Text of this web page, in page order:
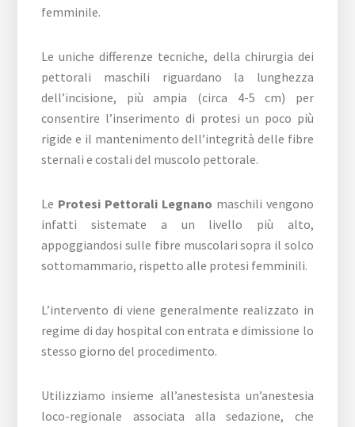
femminile.
Le uniche differenze tecniche, della chirurgia dei
pettorali maschili riguardano la lunghezza
dell’incisione, più ampia (circa 4-5 cm) per
consentire l’inserimento di protesi un poco più
rigide e il mantenimento dell’integrità delle fibre
sternali e costali del muscolo pettorale.
Le Protesi Pettorali Legnano maschili vengono
infatti sistemate a un livello più alto,
appoggiandosi sulle fibre muscolari sopra il solco
sottomammario, rispetto alle protesi femminili.
L’intervento di viene generalmente realizzato in
regime di day hospital con entrata e dimissione lo
stesso giorno del procedimento.
Utilizziamo insieme all’anestesista un’anestesia
loco-regionale associata alla sedazione, che